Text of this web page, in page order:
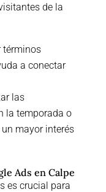
de la
términos
a conectar
las
la temporada o
mayor interés
Ads en Calpe
es crucial para